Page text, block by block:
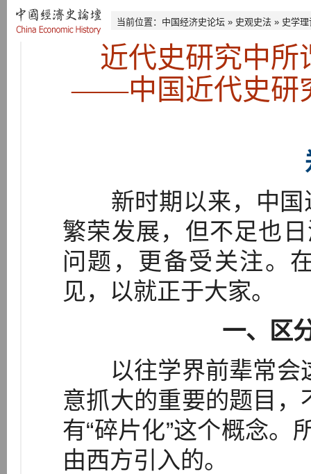
当前位置： 中国经济史论坛 » 史观史法 » 史学理
近代史研究中所
——中国近代史研
新时期以来，中国
繁荣发展，但不足也
问题，更备受关注。
见，以就正于大家。
一、区
以往学界前辈常会
意抓大的重要的题目，
有“碎片化”这个概念。
由西方引入的。